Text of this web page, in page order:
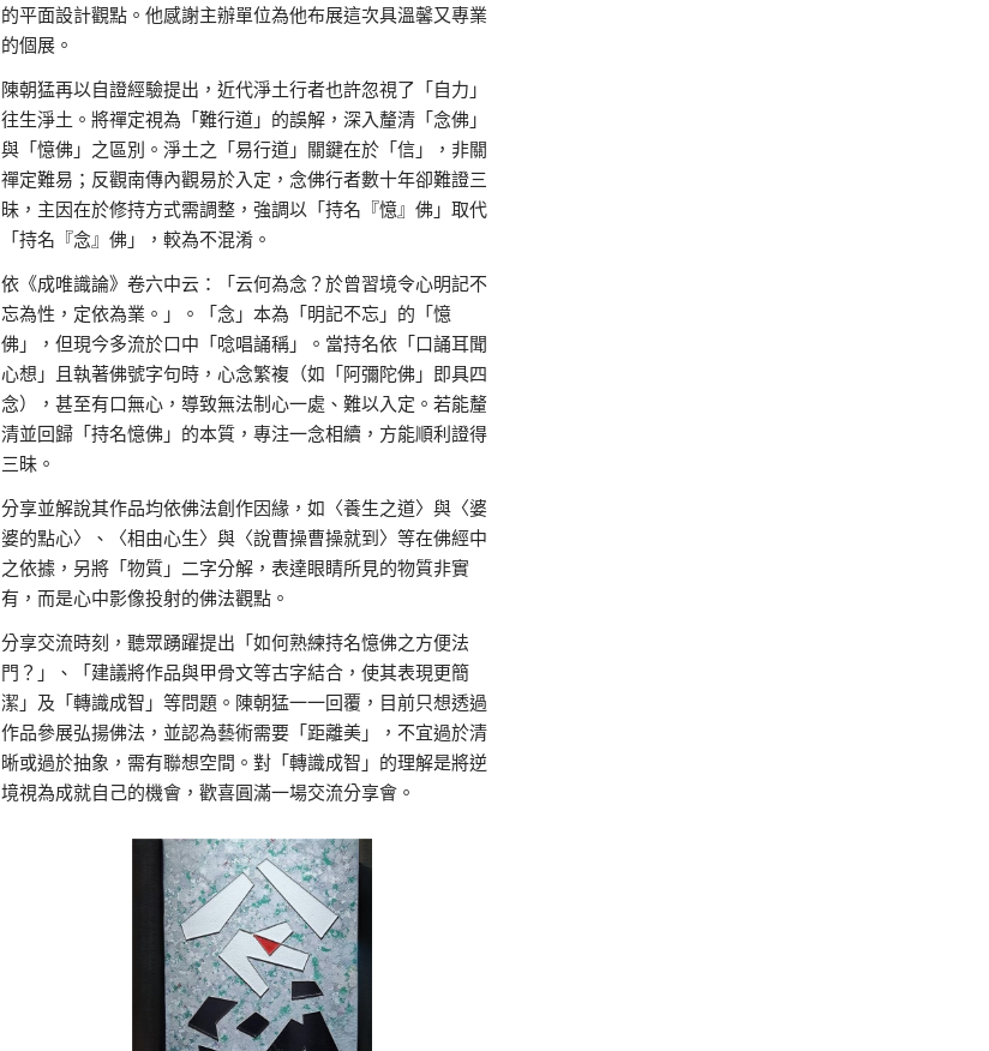
的平面設計觀點。他感謝主辦單位為他布展這次具溫馨又專業
的個展。
陳朝猛再以自證經驗提出，近代淨土行者也許忽視了「自力」
往生淨土。將禪定視為「難行道」的誤解，深入釐清「念佛」
與「憶佛」之區別。淨土之「易行道」關鍵在於「信」，非關
禪定難易；反觀南傳內觀易於入定，念佛行者數十年卻難證三
昧，主因在於修持方式需調整，強調以「持名『憶』佛」取代
「持名『念』佛」，較為不混淆。
依《成唯識論》卷六中云：「云何為念？於曾習境令心明記不
忘為性，定依為業。」。「念」本為「明記不忘」的「憶
佛」，但現今多流於口中「唸唱誦稱」。當持名依「口誦耳聞
心想」且執著佛號字句時，心念繁複（如「阿彌陀佛」即具四
念），甚至有口無心，導致無法制心一處、難以入定。若能釐
清並回歸「持名憶佛」的本質，專注一念相續，方能順利證得
三昧。
分享並解說其作品均依佛法創作因緣，如〈養生之道〉與〈婆
婆的點心〉、〈相由心生〉與〈說曹操曹操就到〉等在佛經中
之依據，另將「物質」二字分解，表達眼睛所見的物質非實
有，而是心中影像投射的佛法觀點。
分享交流時刻，聽眾踴躍提出「如何熟練持名憶佛之方便法
門？」、「建議將作品與甲骨文等古字結合，使其表現更簡
潔」及「轉識成智」等問題。陳朝猛一一回覆，目前只想透過
作品參展弘揚佛法，並認為藝術需要「距離美」，不宜過於清
晰或過於抽象，需有聯想空間。對「轉識成智」的理解是將逆
境視為成就自己的機會，歡喜圓滿一場交流分享會。